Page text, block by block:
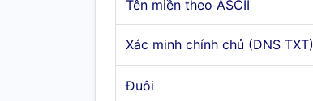
Tên miền theo ASCII
Xác minh chính chủ (DNS TXT)
Đuôi